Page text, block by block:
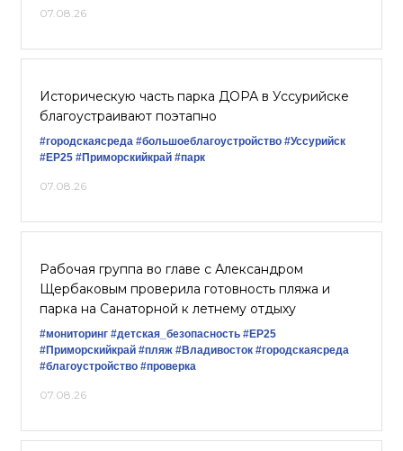
07.08.26
Историческую часть парка ДОРА в Уссурийске
благоустраивают поэтапно
#городскаясреда #большоеблагоустройство #Уссурийск
#ЕР25 #Приморскийкрай #парк
07.08.26
Рабочая группа во главе с Александром
Щербаковым проверила готовность пляжа и
парка на Санаторной к летнему отдыху
#мониторинг #детская_безопасность #ЕР25
#Приморскийкрай #пляж #Владивосток #городскаясреда
#благоустройство #проверка
07.08.26